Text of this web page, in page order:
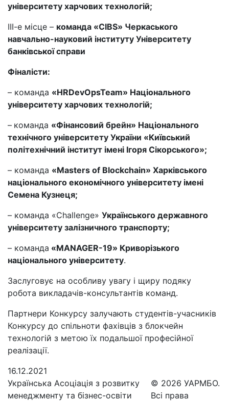
університету харчових технологій;
ІІІ-е місце – команда «CIBS» Черкаського
навчально-науковий інституту Університету
банківської справи
Фіналісти:
– команда «HRDevOpsTeam» Національного
університету харчових технологій;
– команда «Фінансовий брейн» Національного
технічного університету України «Київський
політехнічний інститут імені Ігоря Сікорського»;
– команда «Masters of Blockchain» Харківського
національного економічного університету імені
Семена Кузнеця;
– команда «Challenge» Українського державного
університету залізничного транспорту;
– команда «MANAGER-19» Криворізького
національного університету.
Заслуговує на особливу увагу і щиру подяку
робота викладачів-консультантів команд.
Партнери Конкурсу залучають студентів-учасників
Конкурсу до спільноти фахівців з блокчейн
технологій з метою їх подальшої професійної
реалізації.
16.12.2021
Українська Асоціація з розвитку
менеджменту та бізнес-освіти
© 2026 УАРМБО.
Всі права